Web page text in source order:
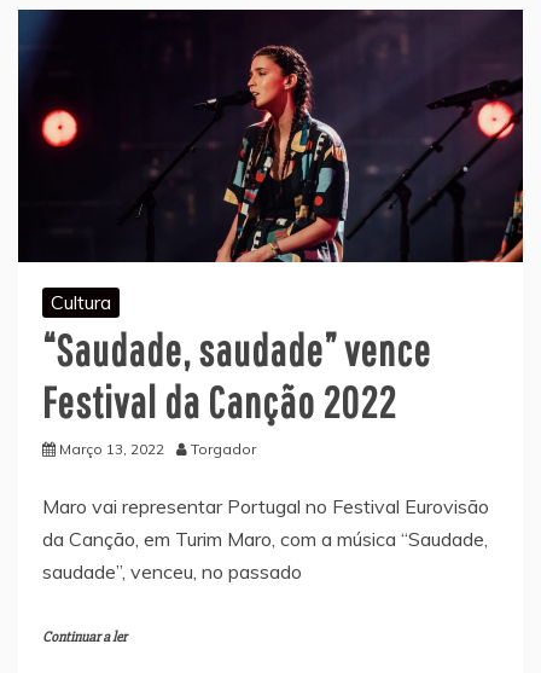
Cultura
“Saudade, saudade” vence
Festival da Canção 2022
Março 13, 2022 Torgador
Maro vai representar Portugal no Festival Eurovisão
da Canção, em Turim Maro, com a música “Saudade,
saudade”, venceu, no passado
Continuar a ler